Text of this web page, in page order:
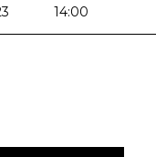
14:00